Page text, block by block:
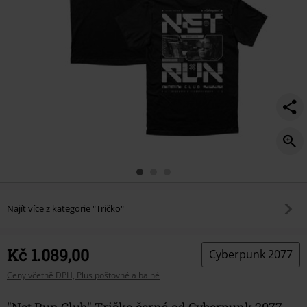
Najít více z kategorie "Tričko"
Kč 1.089,00
Ceny včetně DPH, Plus poštovné a balné
Cyberpunk 2077